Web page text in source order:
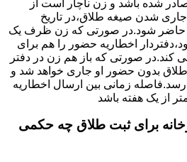
شده باشد و زن ناچار است از
جاری شدن صیغه طلاق،در تاریخ
حاضر شود.در صورتی که زن ظرف یک
اخطاریه حضور را هم برای
کند.در صورتی که باز هم زن در دفتر
طلاق بدون حضور او جاری خواهد شد و
زمانی بین ارسال اخطاریه
از یک هفته باشد
برای ثبت طلاق چه حکمی